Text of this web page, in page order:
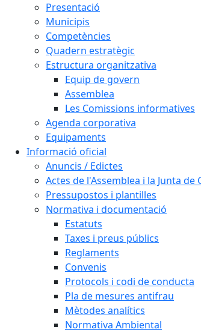
Presentació
Municipis
Competències
Quadern estratègic
Estructura organitzativa
Equip de govern
Assemblea
Les Comissions informatives
Agenda corporativa
Equipaments
Informació oficial
Anuncis / Edictes
Actes de l'Assemblea i la Junta de
Pressupostos i plantilles
Normativa i documentació
Estatuts
Taxes i preus públics
Reglaments
Convenis
Protocols i codi de conducta
Pla de mesures antifrau
Mètodes analítics
Normativa Ambiental